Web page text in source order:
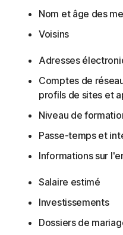
Nom et âge des
Voisins
Adresses
Comptes de
profils de sites et
Niveau de
Passe-temps et
Informations sur
Salaire estimé
Investissements
Dossiers de